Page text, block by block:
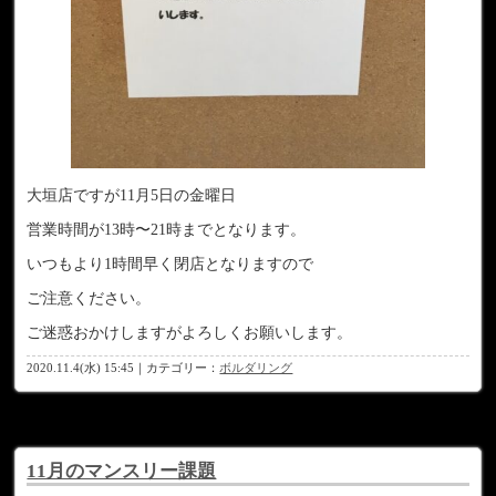
大垣店ですが11月5日の金曜日
営業時間が13時〜21時までとなります。
いつもより1時間早く閉店となりますので
ご注意ください。
ご迷惑おかけしますがよろしくお願いします。
2020.11.4(水) 15:45｜カテゴリー： ボルダリング
11月のマンスリー課題